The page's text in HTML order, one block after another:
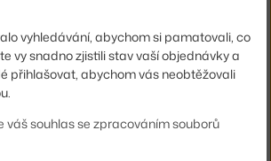
vyhledávání, abychom si pamatovali, co
vy snadno zjistili stav vaší objednávky a
přihlašovat, abychom vás neobtěžovali
váš souhlas se zpracováním souborů